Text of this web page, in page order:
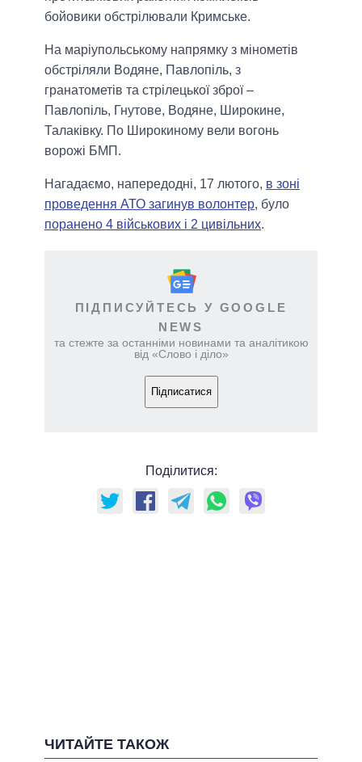
бойовики обстрілювали Кримське.
На маріупольському напрямку з мінометів
обстріляли Водяне, Павлопіль, з
гранатометів та стрілецької зброї –
Павлопіль, Гнутове, Водяне, Широкине,
Талаківку. По Широкиному вели вогонь
ворожі БМП.
Нагадаємо, напередодні, 17 лютого, в зоні
проведення АТО загинув волонтер, було
поранено 4 військових і 2 цивільних.
ПІДПИСУЙТЕСЬ У GOOGLE
NEWS
та стежте за останніми новинами та аналітикою
від «Слово і діло»
Підписатися
Поділитися:
ЧИТАЙТЕ ТАКОЖ